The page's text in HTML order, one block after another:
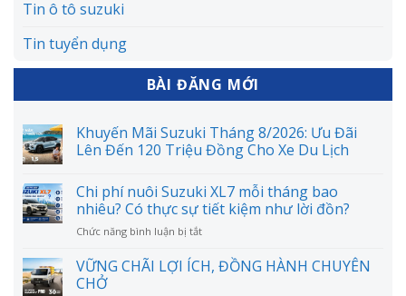
Tin ô tô suzuki
Tin tuyển dụng
BÀI ĐĂNG MỚI
Khuyến Mãi Suzuki Tháng 8/2026: Ưu Đãi
Lên Đến 120 Triệu Đồng Cho Xe Du Lịch
Chi phí nuôi Suzuki XL7 mỗi tháng bao
nhiêu? Có thực sự tiết kiệm như lời đồn?
Chức năng bình luận bị tắtở
phí
nuôi
VỮNG CHÃI LỢI ÍCH, ĐỒNG HÀNH CHUYÊN
CHỞ